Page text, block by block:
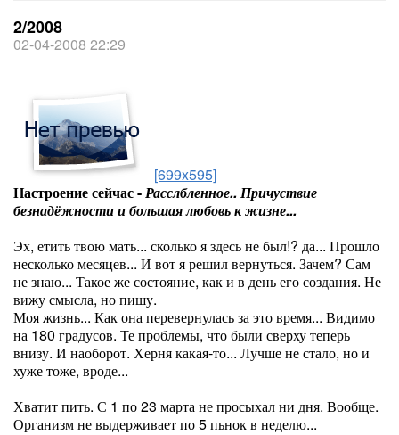
2/2008
02-04-2008 22:29
[699x595]
Настроение сейчас -Расслбленное.. Причуствие
безнадёжности и большая любовь к жизне...
Эх, етить твою мать... сколько я здесь не был!? да... Прошло
несколько месяцев... И вот я решил вернуться. Зачем? Сам
не знаю... Такое же состояние, как и в день его создания. Не
вижу смысла, но пишу.
Моя жизнь... Как она перевернулась за это время... Видимо
на 180 градусов. Те проблемы, что были сверху теперь
внизу. И наоборот. Херня какая-то... Лучше не стало, но и
хуже тоже, вроде...
Хватит пить. С 1 по 23 марта не просыхал ни дня. Вообще.
Организм не выдерживает по 5 пьнок в неделю...